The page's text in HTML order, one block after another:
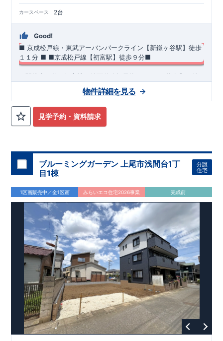
カースペース 2台
Good!
■ 京成松戸線・東武アーバンパークライン【新鎌ヶ谷駅】徒歩
１１分 ■ ​■京成松戸線【初富駅】徒歩９分■
・駅徒歩９分の好立地＆前面道路幅員約6.3ｍの 道路◎
​​​・洗
・デザイン性、機能性がワンランク上の
な手洗い器付き♪
・おしゃれでスタイリッシュな
【教育施設】◎ 五本松小学校 約419m(徒歩約6分) ◎ 鎌ヶ谷中
学校 約783m(徒歩約10分)
住宅性能評価 W取得(設計・建設)
■第三者機関が設計・建物検査(全四回)を実施 ■税制優遇あり
4分野6項目で最高等級を取得!
□ 構造の安定 (耐風等級2・耐震等級3) □ 劣化の軽減 (劣化対
策等級3) □ 維持管理への配慮 (維持管理対策等級3) □ 空気環
境 (ホルムアルデヒド発散等級3)
快適に長く住める住宅
【長期優良住宅】
■国の定める7つの技術基準をクリア ■税制
優遇あり【東栄セーフティーダンパー標準装備】
■制震ダンパ
ーで振れ幅を大幅に低減、繰り返す地震に強い『耐震+制震』
■メンテナンスフリー
現地案内予約受付中詳細やご見学など、お気軽にお問合せ下さ
い♪ 東栄住宅 千葉営業所 TEL:0120-57-1081
スマートフォンで見やすい特設サイトはこちら
https://www.e-blooming.com/bukken/09075028/
見学予約・資料請求
物件詳細を見る
ブルーミングガーデン 上尾市浅間台1丁
目1棟
分譲
住宅
1区画販売中／全1区画 みらいエコ住宅2026事業 完成前